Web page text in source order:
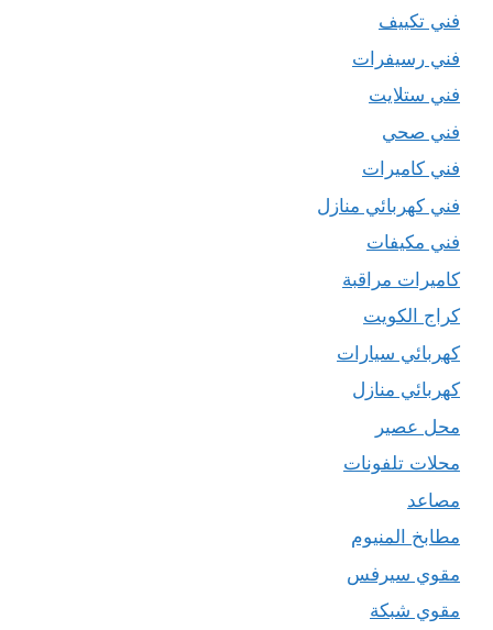
فني تكييف
فني رسيفرات
فني ستلايت
فني صحي
فني كاميرات
فني كهربائي منازل
فني مكيفات
كاميرات مراقبة
كراج الكويت
كهربائي سيارات
كهربائي منازل
محل عصير
محلات تلفونات
مصاعد
مطابخ المنيوم
مقوي سيرفس
مقوي شبكة